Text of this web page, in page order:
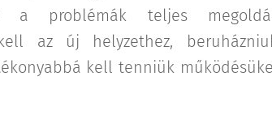
a problémák teljes
az új helyzethez,
kell tenniük